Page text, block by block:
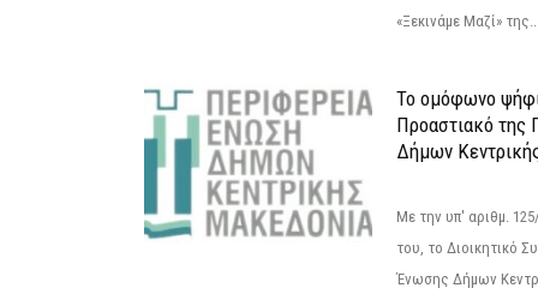
«Ξεκινάμε Μαζί»
Το ομόφωνο
Προαστιακό της
Δήμων
Με την υπ' αριθμ.
του, το Διοικητικό
Ένωσης Δήμων